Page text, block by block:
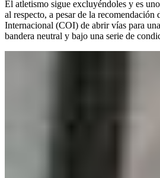
El atletismo sigue excluyéndoles y es
al respecto, a pesar de la
Internacional (COI) de abrir vías para
bandera neutral y bajo una serie de